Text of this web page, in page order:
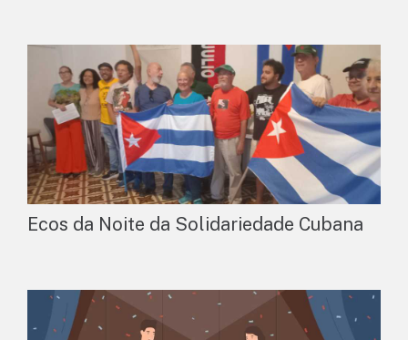
Ecos da Noite da Solidariedade Cubana